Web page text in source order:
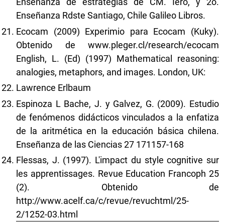
Enseñanza Rdste Santiago, Chile Galileo Libros.
Ecocam (2009) Experimio para Ecocam (Kuky).
Obtenido de www.pleger.cl/research/ecocam
English, L. (Ed) (1997) Mathematical reasoning:
analogies, metaphors, and images. London, UK:
Lawrence Erlbaum
Espinoza L Bache, J. y Galvez, G. (2009). Estudio
de fenómenos didácticos vinculados a la enfatiza
de la aritmética en la educación básica chilena.
Enseñanza de las Ciencias 27 171157-168
Flessas, J. (1997). L'impact du style cognitive sur
les apprentissages. Revue Education Francoph 25
(2). Obtenido de
http://www.acelf.ca/c/revue/revuchtml/25-
2/1252-03.html